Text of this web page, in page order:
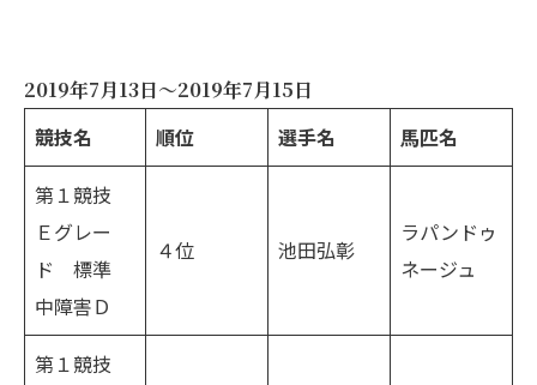
2019年7月13日～2019年7月15日
競技名 順位 選手名
馬匹名
第１競技
Ｅグレー
ド 標準
中障害Ｄ
４位 池田弘彰
ラパンドゥ
ネージュ
第１競技